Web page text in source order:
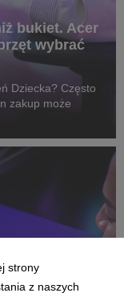
bukiet. Acer
wybrać
Dziecka? Często
zakup może
strony
z naszych